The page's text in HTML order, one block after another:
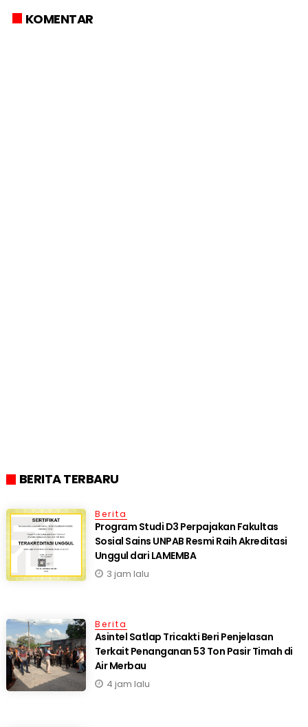
KOMENTAR
BERITA TERBARU
Berita
Program Studi D3 Perpajakan Fakultas
Sosial Sains UNPAB Resmi Raih Akreditasi
Unggul dari LAMEMBA
3 jam lalu
Berita
Asintel Satlap Tricakti Beri Penjelasan
Terkait Penanganan 53 Ton Pasir Timah di
Air Merbau
4 jam lalu